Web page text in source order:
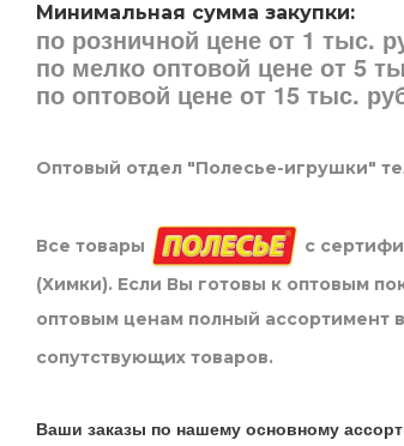
Минимальная сумма закупки:
по розничной цене от 1 тыс.
по мелко оптовой цене от 5
по оптовой цене от 15 тыс.
Оптовый отдел "Полесье-игрушки"
Все товары
с
(Химки). Если Вы готовы к оптовым
оптовым ценам полный ассортимент
сопутствующих товаров.
Ваши заказы по нашему основному